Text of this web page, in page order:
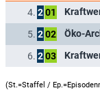
4. 201
5. 202 Öko-
6. 203
(St.=Staffel /